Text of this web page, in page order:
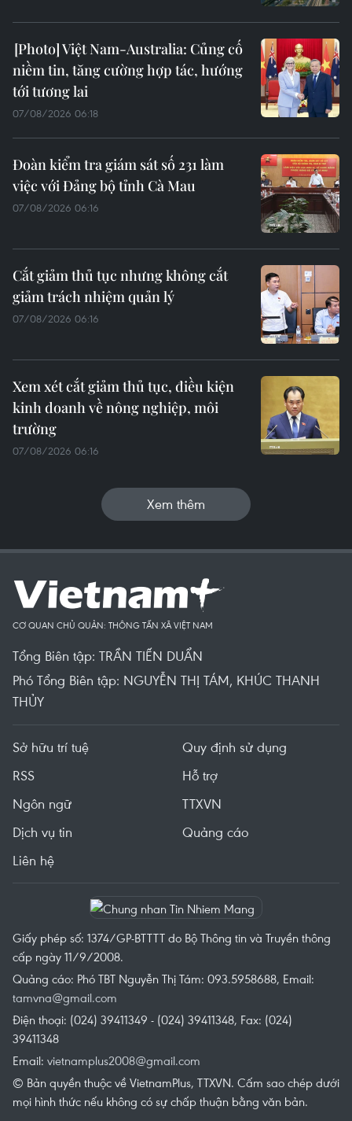
Việt Nam-Australia: Củng cố
niềm tin, tăng cường hợp tác, hướng
tới tương lai
07/08/2026 06:18
Đoàn kiểm tra giám sát số 231 làm
việc với Đảng bộ tỉnh Cà Mau
07/08/2026 06:16
Cắt giảm thủ tục nhưng không cắt
giảm trách nhiệm quản lý
07/08/2026 06:16
Xem xét cắt giảm thủ tục, điều kiện
kinh doanh về nông nghiệp, môi
trường
07/08/2026 06:16
Xem thêm
CƠ QUAN CHỦ QUẢN: THÔNG TẤN XÃ VIỆT NAM
Tổng Biên tập: TRẦN TIẾN DUẨN
Phó Tổng Biên tập: NGUYỄN THỊ TÁM, KHÚC THANH
THỦY
Sở hữu trí tuệ
Quy định sử dụng
RSS
Hỗ trợ
Ngôn ngữ
TTXVN
Dịch vụ tin
Quảng cáo
Liên hệ
Giấy phép số: 1374/GP-BTTTT do Bộ Thông tin và Truyền thông
cấp ngày 11/9/2008.
Quảng cáo: Phó TBT Nguyễn Thị Tám: 093.5958688, Email:
tamvna@gmail.com
Điện thoại: (024) 39411349 - (024) 39411348, Fax: (024)
39411348
Email: vietnamplus2008@gmail.com
© Bản quyền thuộc về VietnamPlus, TTXVN. Cấm sao chép dưới
mọi hình thức nếu không có sự chấp thuận bằng văn bản.